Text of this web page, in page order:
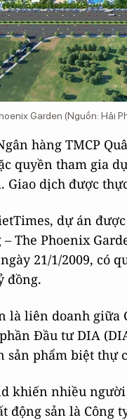
Garden (Nguồn: Hải
hàng TMCP
quyền tham gia
Giao dịch được
dự án
The Phoenix
21/1/2009, có
đồng.
là liên doanh giữa
Đầu tư DIA
sản phẩm biệt thự
khiến nhiều
động sản là Công